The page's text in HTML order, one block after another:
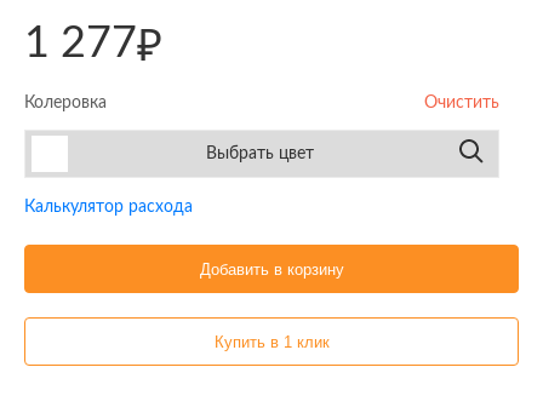
1 277₽
Колеровка Очистить
Выбрать цвет
Калькулятор расхода
Добавить в корзину
Купить в 1 клик